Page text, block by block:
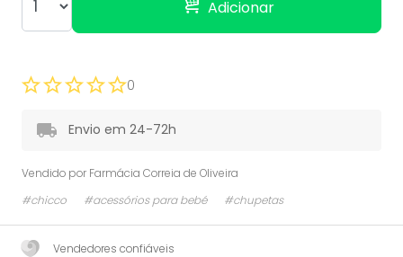
Adicionar
0
Envio em 24-72h
Vendido por Farmácia Correia de Oliveira
#chicco
#acessórios para bebé #chupetas
Vendedores confiáveis